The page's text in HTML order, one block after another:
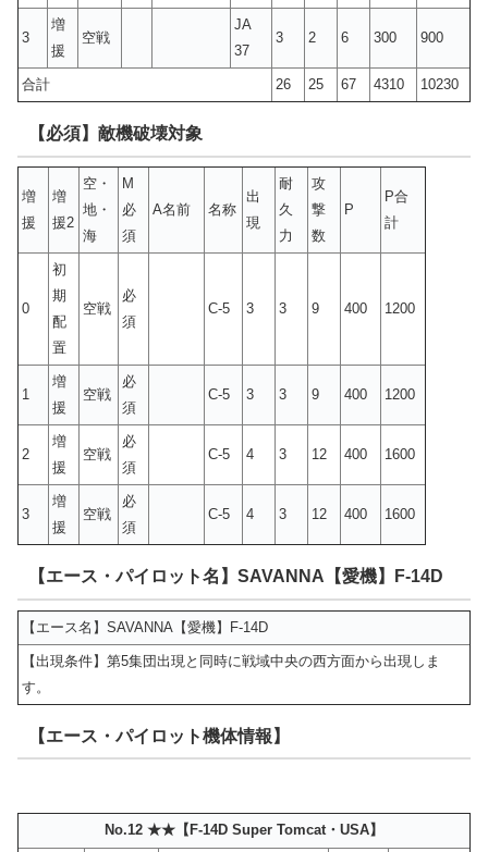
3
増
援
空戦
JA
37
3 2 6 300 900
合計 26 25 67 4310 10230
【必須】敵機破壊対象
増
援
増
援2
空・
地・
海
M
必
須
A名前 名称
出
現
耐
久
力
攻
撃
数
P
P合
計
0
初
期
配
置
空戦
必
須
C-5 3 3 9 400 1200
1
増
援
空戦
必
須
C-5 3 3 9 400 1200
2
増
援
空戦
必
須
C-5 4 3 12 400 1600
3
増
援
空戦
必
須
C-5 4 3 12 400 1600
【エース・パイロット名】SAVANNA【愛機】F-14D
【エース名】SAVANNA【愛機】F-14D
【出現条件】第5集団出現と同時に戦域中央の西方面から出現しま
す。
【エース・パイロット機体情報】
No.12 ★★【F-14D Super Tomcat・USA】